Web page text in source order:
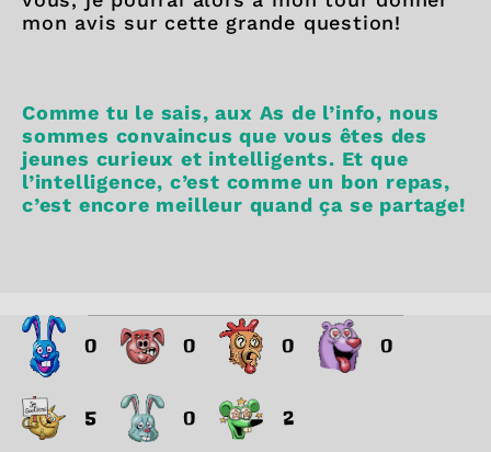
mon avis sur cette grande question!
Comme tu le sais, aux As de l’info, nous
sommes convaincus que vous êtes des
jeunes curieux et intelligents. Et que
l’intelligence, c’est comme un bon repas,
c’est encore meilleur quand ça se partage!
0 0 0 0
5 0 2